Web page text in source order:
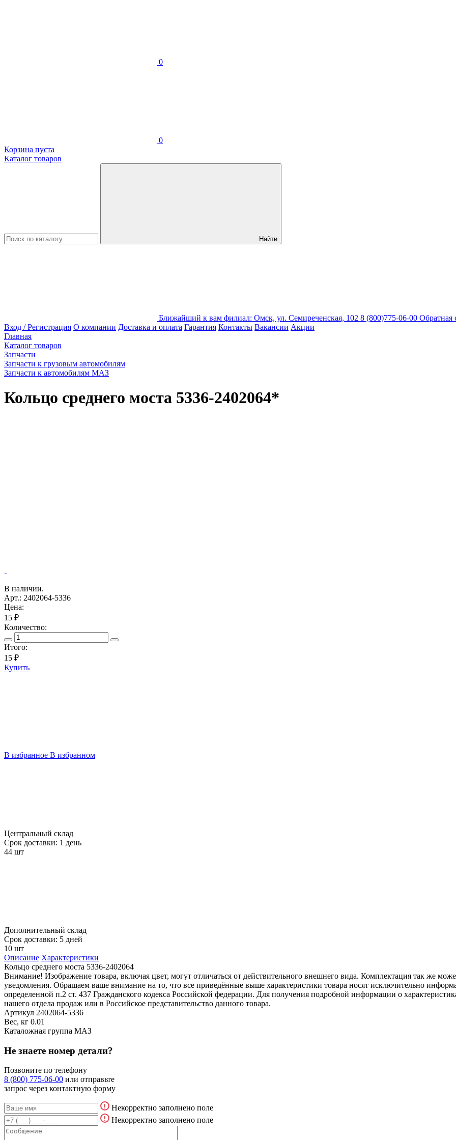
0
0
Корзина пуста
Каталог товаров
Найти
Ближайший к вам филиал: Омск, ул. Семиреченская, 102 8 (800)775-06-00 Обратная
Вход / Регистрация О компании Доставка и оплата Гарантия Контакты Вакансии Акции
Главная
Каталог товаров
Запчасти
Запчасти к грузовым автомобилям
Запчасти к автомобилям МАЗ
Кольцо среднего моста 5336-2402064*
В наличии.
Арт.: 2402064-5336
Цена:
15 ₽
Количество:
Итого:
15 ₽
Купить
В избранное В избранном
Центральный склад
Срок доставки: 1 день
44 шт
Дополнительный склад
Срок доставки: 5 дней
10 шт
Описание Характеристики
Кольцо среднего моста 5336-2402064
Внимание! Изображение товара, включая цвет, могут отличаться от действительного внешнего вида. Комплектация так же
уведомления. Обращаем ваше внимание на то, что все приведённые выше характеристики товара носят исключительно
определенной п.2 ст. 437 Гражданского кодекса Российской федерации. Для получения подробной информации о
нашего отдела продаж или в Российское представительство данного товара.
Артикул 2402064-5336
Вес, кг 0.01
Каталожная группа МАЗ
Не знаете номер детали?
Позвоните по телефону
8 (800) 775-06-00 или отправьте
запрос через контактную форму
Некорректно заполнено поле
Некорректно заполнено поле